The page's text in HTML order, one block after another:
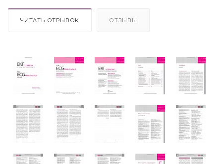
ЧИТАТЬ ОТРЫВОК ОТЗЫВЫ